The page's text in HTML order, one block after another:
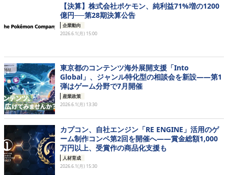
【決算】株式会社ポケモン、純利益71%増の1200
億円──第28期決算公告
企業動向
2026.6.1(月) 15:00
東京都のコンテンツ海外展開支援「Into
Global」、ジャンル特化型の相談会を新設――第1
弾はゲーム分野で7月開催
産業政策
2026.6.1(月) 13:30
カプコン、自社エンジン「RE ENGINE」活用のゲ
ーム制作コンペ第2回を開催へ――賞金総額1,000
万円以上、受賞作の商品化支援も
人材育成
2026.6.1(月) 15:30